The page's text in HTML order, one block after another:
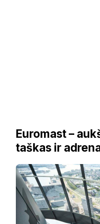
Euromast –
taškas ir